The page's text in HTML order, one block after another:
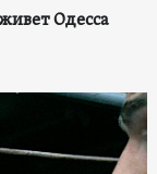
Одесса